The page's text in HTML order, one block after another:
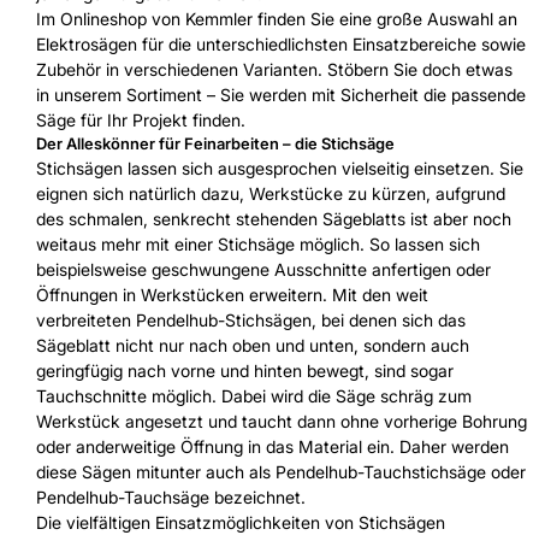
Im Onlineshop von Kemmler finden Sie eine große Auswahl an
Elektrosägen für die unterschiedlichsten Einsatzbereiche sowie
Zubehör in verschiedenen Varianten. Stöbern Sie doch etwas
in unserem Sortiment – Sie werden mit Sicherheit die passende
Säge für Ihr Projekt finden.
Der Alleskönner für Feinarbeiten – die Stichsäge
Stichsägen lassen sich ausgesprochen vielseitig einsetzen. Sie
eignen sich natürlich dazu, Werkstücke zu kürzen, aufgrund
des schmalen, senkrecht stehenden Sägeblatts ist aber noch
weitaus mehr mit einer Stichsäge möglich. So lassen sich
beispielsweise geschwungene Ausschnitte anfertigen oder
Öffnungen in Werkstücken erweitern. Mit den weit
verbreiteten Pendelhub-Stichsägen, bei denen sich das
Sägeblatt nicht nur nach oben und unten, sondern auch
geringfügig nach vorne und hinten bewegt, sind sogar
Tauchschnitte möglich. Dabei wird die Säge schräg zum
Werkstück angesetzt und taucht dann ohne vorherige Bohrung
oder anderweitige Öffnung in das Material ein. Daher werden
diese Sägen mitunter auch als Pendelhub-Tauchstichsäge oder
Pendelhub-Tauchsäge bezeichnet.
Die vielfältigen Einsatzmöglichkeiten von Stichsägen